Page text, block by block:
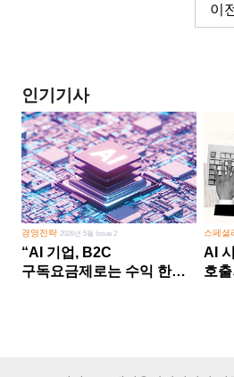
이
인기기사
경영전략 2026년 5월 Issue 2
“AI 기업, B2C
구독요금제로는 수익 한계
스페셜
AI
호